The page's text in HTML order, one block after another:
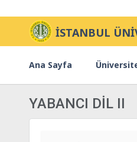
İSTANBUL
Ana Sayfa
YABANCI DİL II